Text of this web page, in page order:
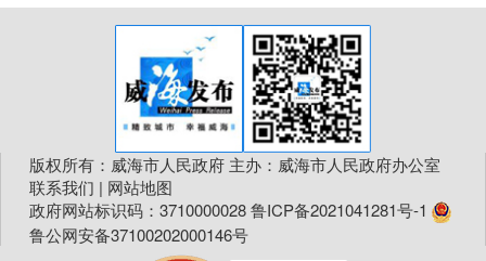
版权所有：威海市人民政府 主办：威海市人民政府办公室
联系我们 | 网站地图
政府网站标识码：3710000028鲁ICP备2021041281号-1
鲁公网安备37100202000146号